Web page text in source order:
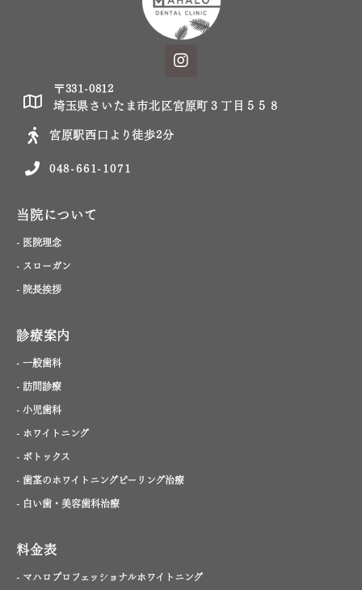
〒331-0812
埼玉県さいたま市北区宮原町３丁目５５８
宮原駅西口より徒歩2分
048-661-1071
当院について
- 医院理念
- スローガン
- 院長挨拶
診療案内
- 一般歯科
- 訪問診療
- 小児歯科
- ホワイトニング
- ボトックス
- 歯茎のホワイトニングピーリング治療
- 白い歯・美容歯科治療
料金表
- マハロプロフェッショナルホワイトニング